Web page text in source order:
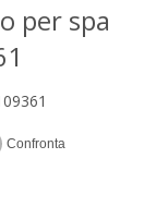
per spa